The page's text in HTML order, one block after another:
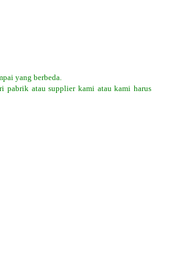
yang berbeda.
pabrik atau supplier kami atau kami harus